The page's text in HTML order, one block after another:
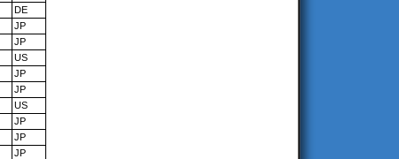
DE
JP
JP
US
JP
JP
US
JP
JP
JP